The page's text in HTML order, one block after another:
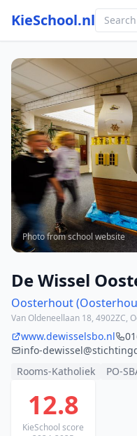
KieSchool.nl
Photo from school website
De Wissel
Oosterhout
Van Oldeneellaan 18, 4902ZC,
www.dewisselsbo.nl
info-
Rooms-Katholiek
PO-
12.8
KieSchool score